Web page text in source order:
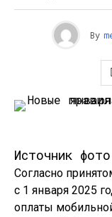
By
Источник
Согласно
с 1 января 2025
оплаты